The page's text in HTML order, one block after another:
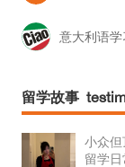
意大利语
留学故事
小众
留学日